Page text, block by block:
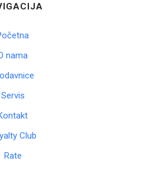
nama
Servis
Club
Rate